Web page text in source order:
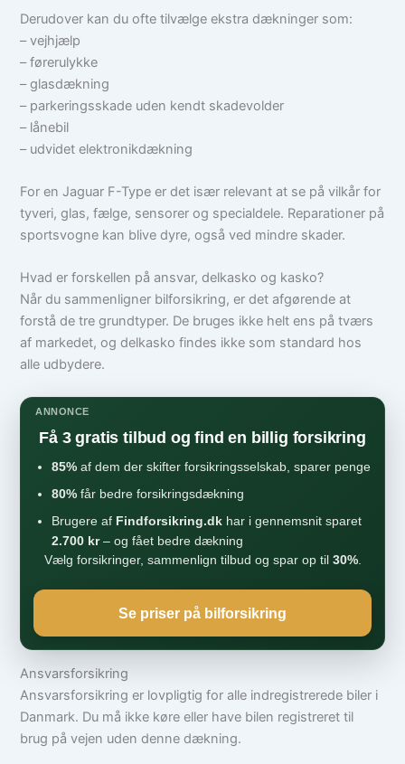
Derudover kan du ofte tilvælge ekstra dækninger som:
– vejhjælp
– førerulykke
– glasdækning
– parkeringsskade uden kendt skadevolder
– lånebil
– udvidet elektronikdækning
For en Jaguar F-Type er det især relevant at se på vilkår for
tyveri, glas, fælge, sensorer og specialdele. Reparationer på
sportsvogne kan blive dyre, også ved mindre skader.
Hvad er forskellen på ansvar, delkasko og kasko?
Når du sammenligner bilforsikring, er det afgørende at
forstå de tre grundtyper. De bruges ikke helt ens på tværs
af markedet, og delkasko findes ikke som standard hos
alle udbydere.
ANNONCE
Få 3 gratis tilbud og find en billig forsikring
85% af dem der skifter forsikringsselskab, sparer penge
80% får bedre forsikringsdækning
Brugere af Findforsikring.dk har i gennemsnit sparet
2.700 kr– og fået bedre dækning
Vælg forsikringer, sammenlign tilbud og spar op til 30%.
Se priser på bilforsikring
Ansvarsforsikring
Ansvarsforsikring er lovpligtig for alle indregistrerede biler i
Danmark. Du må ikke køre eller have bilen registreret til
brug på vejen uden denne dækning.